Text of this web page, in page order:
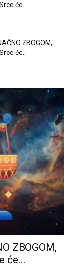
će...
ZBOGOM,
će...
ZBOGOM,
će...